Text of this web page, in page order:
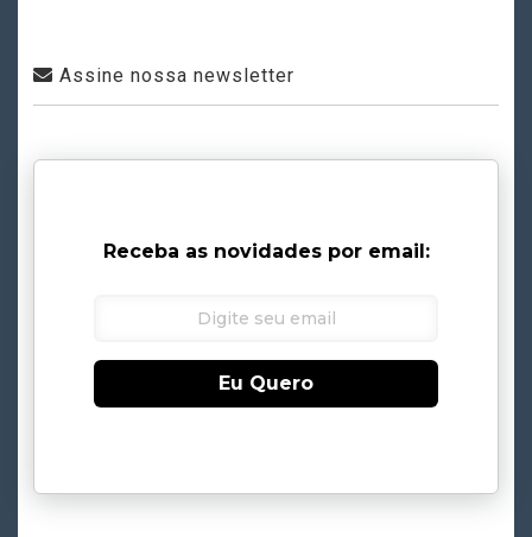
Assine nossa newsletter
Receba as novidades por email:
Eu Quero